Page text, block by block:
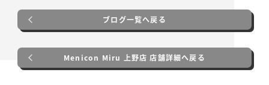
ブログ一覧へ戻る
Menicon Miru 上野店 店舗詳細へ戻る